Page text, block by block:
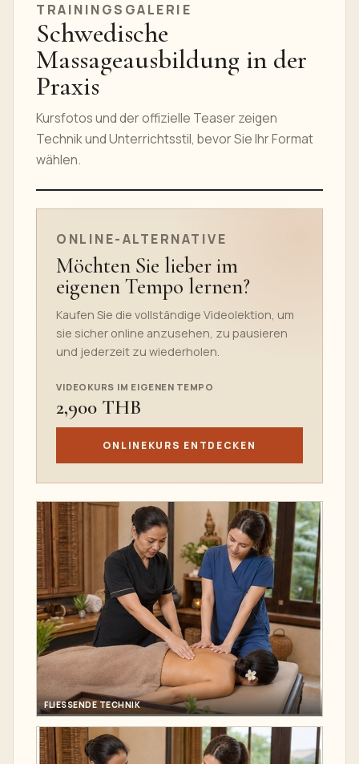
TRAININGSGALERIE
Schwedische
Massageausbildung in der
Praxis
Kursfotos und der offizielle Teaser zeigen
Technik und Unterrichtsstil, bevor Sie Ihr Format
wählen.
TEASER DES ONLINEKURSES
ONLINE-ALTERNATIVE
Möchten Sie lieber im
eigenen Tempo lernen?
Kaufen Sie die vollständige Videolektion, um
sie sicher online anzusehen, zu pausieren
und jederzeit zu wiederholen.
VIDEOKURS IM EIGENEN TEMPO
2,900 THB
ONLINEKURS ENTDECKEN
FLIESSENDE TECHNIK